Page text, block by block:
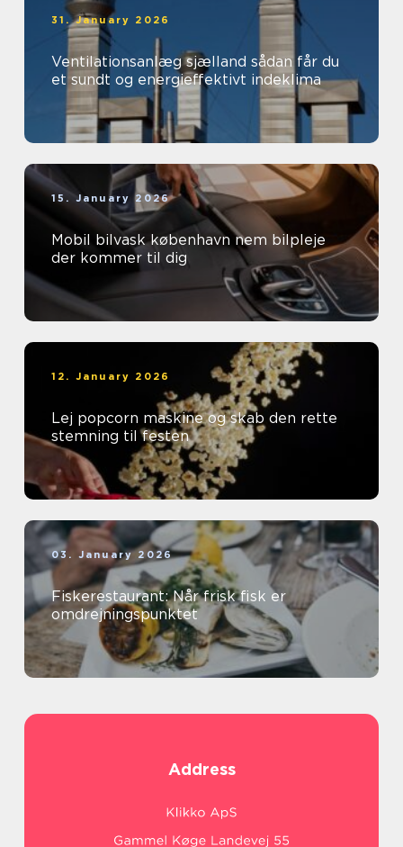
31. January 2026
Ventilationsanlæg sjælland sådan får du
et sundt og energieffektivt indeklima
15. January 2026
Mobil bilvask københavn nem bilpleje
der kommer til dig
12. January 2026
Lej popcorn maskine og skab den rette
stemning til festen
03. January 2026
Fiskerestaurant: Når frisk fisk er
omdrejningspunktet
Address